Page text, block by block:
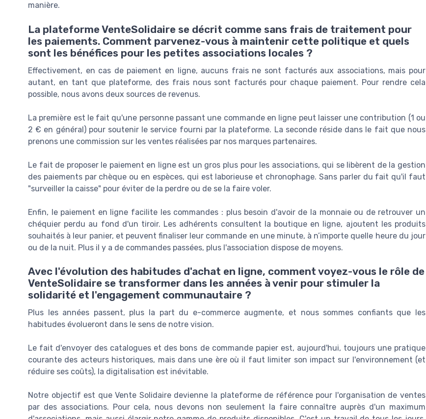
manière.
La plateforme VenteSolidaire se décrit comme sans frais de traitement pour
les paiements. Comment parvenez-vous à maintenir cette politique et quels
sont les bénéfices pour les petites associations locales ?
Effectivement, en cas de paiement en ligne, aucuns frais ne sont facturés aux associations, mais pour
autant, en tant que plateforme, des frais nous sont facturés pour chaque paiement. Pour rendre cela
possible, nous avons deux sources de revenus.
La première est le fait qu'une personne passant une commande en ligne peut laisser une contribution (1 ou
2 € en général) pour soutenir le service fourni par la plateforme. La seconde réside dans le fait que nous
prenons une commission sur les ventes réalisées par nos marques partenaires.
Le fait de proposer le paiement en ligne est un gros plus pour les associations, qui se libèrent de la gestion
des paiements par chèque ou en espèces, qui est laborieuse et chronophage. Sans parler du fait qu'il faut
"surveiller la caisse" pour éviter de la perdre ou de se la faire voler.
Enfin, le paiement en ligne facilite les commandes : plus besoin d'avoir de la monnaie ou de retrouver un
chéquier perdu au fond d'un tiroir. Les adhérents consultent la boutique en ligne, ajoutent les produits
souhaités à leur panier, et peuvent finaliser leur commande en une minute, à n’importe quelle heure du jour
ou de la nuit. Plus il y a de commandes passées, plus l'association dispose de moyens.
Avec l'évolution des habitudes d'achat en ligne, comment voyez-vous le rôle de
VenteSolidaire se transformer dans les années à venir pour stimuler la
solidarité et l'engagement communautaire ?
Plus les années passent, plus la part du e-commerce augmente, et nous sommes confiants que les
habitudes évolueront dans le sens de notre vision.
Le fait d'envoyer des catalogues et des bons de commande papier est, aujourd'hui, toujours une pratique
courante des acteurs historiques, mais dans une ère où il faut limiter son impact sur l'environnement (et
réduire ses coûts), la digitalisation est inévitable.
Notre objectif est que Vente Solidaire devienne la plateforme de référence pour l'organisation de ventes
par des associations. Pour cela, nous devons non seulement la faire connaître auprès d'un maximum